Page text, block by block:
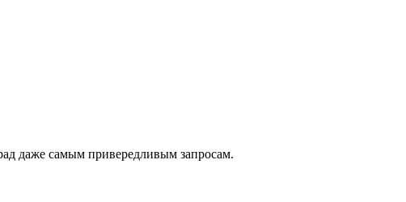
даже самым привередливым запросам.